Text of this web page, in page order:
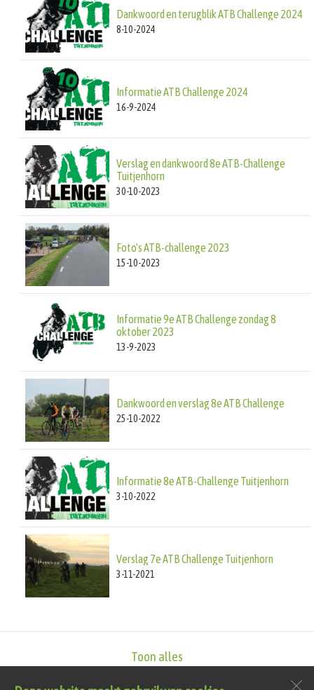
Dankwoord en terugblik ATB Challenge 2024
8-10-2024
Informatie ATB Challenge 2024
16-9-2024
Verslag en dankwoord 8e ATB-Challenge
Tuitjenhorn
30-10-2023
Foto's ATB-challenge 2023
15-10-2023
Informatie 9e ATB Challenge zondag 8
oktober 2023
13-9-2023
Dankwoord en verslag 8e ATB Challenge
25-10-2022
Informatie 8e ATB-Challenge Tuitjenhorn
3-10-2022
Verslag 7e ATB Challenge Tuitjenhorn
3-11-2021
Toon alles